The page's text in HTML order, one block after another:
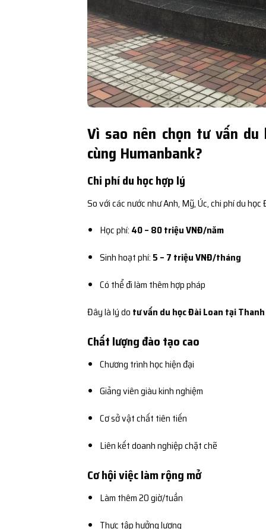
Vì sao nên chọn tư vấn
cùng Humanbank?
Chi phí du học hợp lý
So với các nước như Anh, Mỹ, Úc, chi phí du
Học phí: 40 – 80 triệu VNĐ/năm
Sinh hoạt phí: 5 – 7 triệu VNĐ/tháng
Có thể đi làm thêm hợp pháp
Đây là lý do tư vấn du học Đài Loan tại
Chất lượng đào tạo cao
Chương trình học hiện đại
Giảng viên giàu kinh nghiệm
Cơ sở vật chất tiên tiến
Liên kết doanh nghiệp chặt chẽ
Cơ hội việc làm rộng mở
Làm thêm 20 giờ/tuần
Thực tập hưởng lương